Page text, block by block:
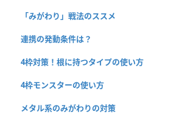
「みがわり」戦法のススメ
連携の発動条件は？
4枠対策！根に持つタイプの使い方
4枠モンスターの使い方
メタル系のみがわりの対策